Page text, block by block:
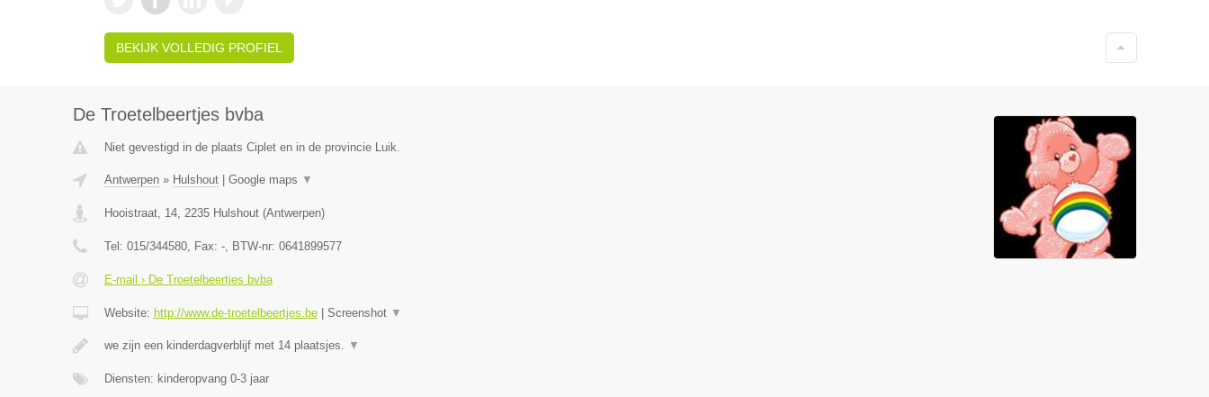
BEKIJK VOLLEDIG PROFIEL
De Troetelbeertjes bvba
Niet gevestigd in de plaats Ciplet en in de provincie Luik.
Antwerpen» Hulshout| Google maps ▼
Hooistraat, 14, 2235 Hulshout(Antwerpen)
Tel: 015/344580, Fax: -, BTW-nr: 0641899577
E-mail › De Troetelbeertjes bvba
Website: http://www.de-troetelbeertjes.be| Screenshot ▼
we zijn een kinderdagverblijf met 14 plaatsjes. ▼
Diensten: kinderopvang 0-3 jaar